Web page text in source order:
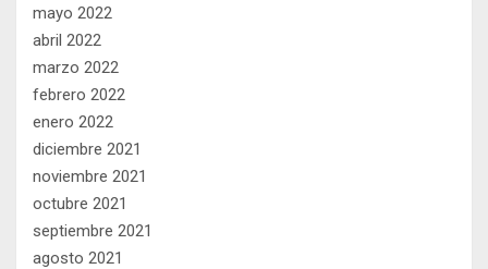
mayo 2022
abril 2022
marzo 2022
febrero 2022
enero 2022
diciembre 2021
noviembre 2021
octubre 2021
septiembre 2021
agosto 2021